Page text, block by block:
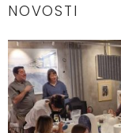
NOVOSTI